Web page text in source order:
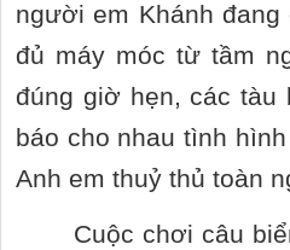
người em Khánh
đủ máy móc từ tầm
đúng giờ hẹn, các tàu
báo cho nhau tình
Anh em thuỷ thủ toàn
Cuộc chơi câu